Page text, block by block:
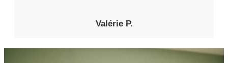
Valérie P.